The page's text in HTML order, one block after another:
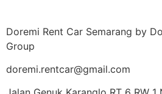
Doremi Rent Car Semarang by
Group
doremi.rentcar@gmail.com